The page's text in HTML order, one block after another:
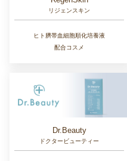
リジェンスキン
ヒト臍帯血細胞順化培養液
配合コスメ
Dr.Beauty
ドクタービューティー